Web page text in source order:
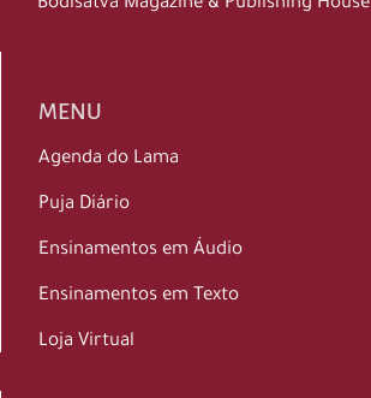
MENU
Agenda do Lama
Puja Diário
Ensinamentos em Áudio
Ensinamentos em Texto
Loja Virtual